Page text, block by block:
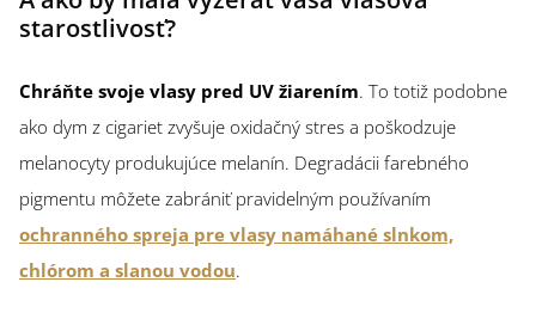
starostlivosť?
Chráňte svoje vlasy pred UV žiarením. To totiž podobne
ako dym z cigariet zvyšuje oxidačný stres a poškodzuje
melanocyty produkujúce melanín. Degradácii farebného
pigmentu môžete zabrániť pravidelným používaním
ochranného spreja pre vlasy namáhané slnkom,
chlórom a slanou vodou.